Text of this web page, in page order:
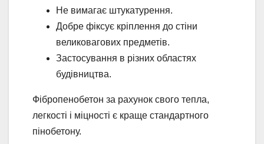
Не вимагає штукатурення.
Добре фіксує кріплення до стіни
великовагових предметів.
Застосування в різних областях
будівництва.
Фібропенобетон за рахунок свого тепла,
легкості і міцності є краще стандартного
пінобетону.